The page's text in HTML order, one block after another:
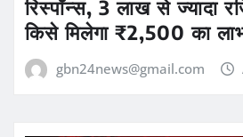
रिस्पॉन्स, 3 लाख से ज्यादा
किसे मिलेगा ₹2,500 का
gbn24news@gmail.com